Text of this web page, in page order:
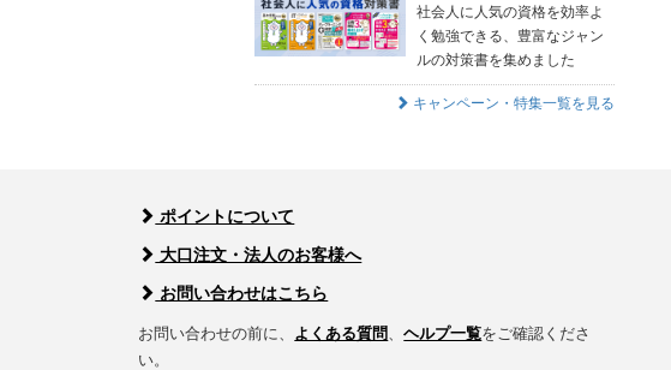
社会人に人気の資格を効率よ
く勉強できる、豊富なジャン
ルの対策書を集めました
キャンペーン・特集一覧を見る
ポイントについて
大口注文・法人のお客様へ
お問い合わせはこちら
お問い合わせの前に、 よくある質問、ヘルプ一覧をご確認くださ
い。